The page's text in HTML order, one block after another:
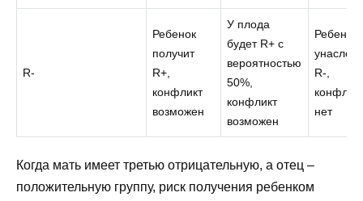
R-
Ребенок
получит
R+,
конфликт
возможен
У плода
будет R+ с
вероятностью
50%,
конфликт
возможен
Ребенок
R-,
нет
Когда мать имеет третью отрицательную, а отец –
положительную группу, риск получения ребенком